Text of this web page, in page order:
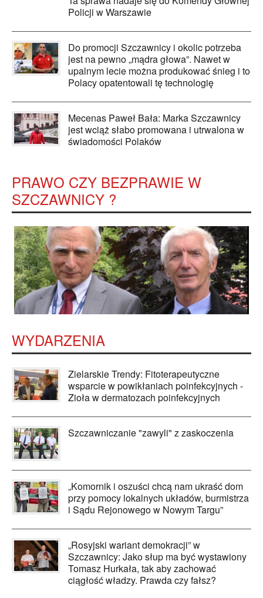
Policji w Warszawie
Do promocji Szczawnicy i okolic potrzeba
jest na pewno „mądra głowa”. Nawet w
upalnym lecie można produkować śnieg i to
Polacy opatentowali tę technologię
Mecenas Paweł Bała: Marka Szczawnicy
jest wciąż słabo promowana i utrwalona w
świadomości Polaków
PRAWO CZY BEZPRAWIE W
SZCZAWNICY ?
WYDARZENIA
Zielarskie Trendy: Fitoterapeutyczne
wsparcie w powikłaniach poinfekcyjnych -
Zioła w dermatozach poinfekcyjnych
Szczawniczanie "zawyli" z zaskoczenia
„Komornik i oszuści chcą nam ukraść dom
przy pomocy lokalnych układów, burmistrza
i Sądu Rejonowego w Nowym Targu”
„Rosyjski wariant demokracji” w
Szczawnicy: Jako słup ma być wystawiony
Tomasz Hurkała, tak aby zachować
ciągłość władzy. Prawda czy fałsz?